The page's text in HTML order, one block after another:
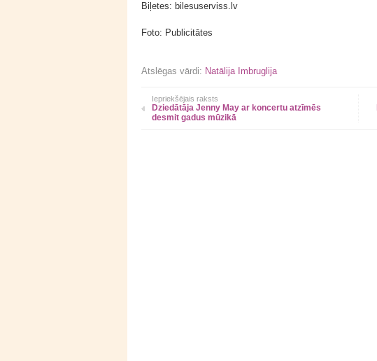
Biļetes: bilesuserviss.lv
Foto: Publicitātes
Atslēgas vārdi: Natālija Imbruglija
Iepriekšējais raksts
Dziedātāja Jenny May ar koncertu atzīmēs
desmit gadus mūzikā